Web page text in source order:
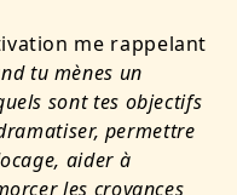
me rappelant
tu mènes un
sont tes objectifs
permettre
aider à
les croyances